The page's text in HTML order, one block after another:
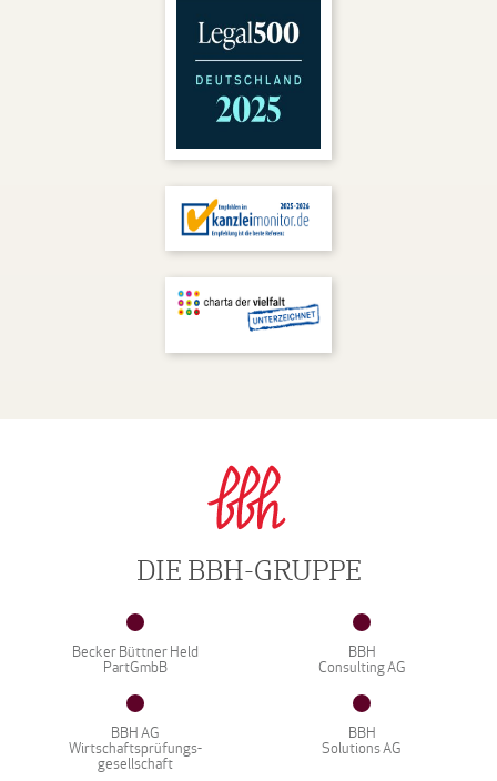
DIE BBH-GRUPPE
Becker Büttner Held
PartGmbB
BBH
Consulting AG
BBH AG
Wirtschaftsprüfungs-
gesellschaft
BBH
Solutions AG